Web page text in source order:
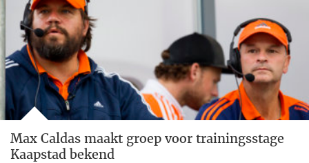
Max Caldas maakt groep voor trainingsstage
Kaapstad bekend